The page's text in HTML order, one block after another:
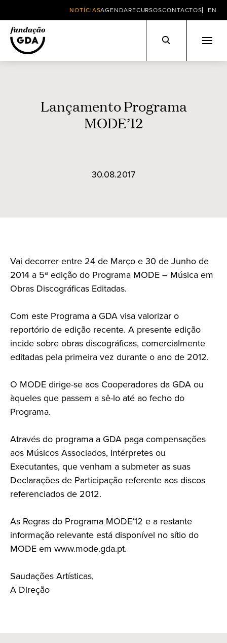
NOTÍCIASAGENDARECURSOSCONTACTOS EN
Lançamento Programa
MODE’12
30.08.2017
Vai decorrer entre 24 de Março e 30 de Junho de
2014 a 5ª edição do Programa MODE – Música em
Obras Discográficas Editadas.
Com este Programa a GDA visa valorizar o
reportório de edição recente. A presente edição
incide sobre obras discográficas, comercialmente
editadas pela primeira vez durante o ano de 2012.
O MODE dirige-se aos Cooperadores da GDA ou
àqueles que passem a sê-lo até ao fecho do
Programa.
Através do programa a GDA paga compensações
aos Músicos Associados, Intérpretes ou
Executantes, que venham a submeter as suas
Declarações de Participação referente aos discos
referenciados de 2012.
As Regras do Programa MODE’12 e a restante
informação relevante está disponível no sítio do
MODE em www.mode.gda.pt.
Saudações Artísticas,
A Direção